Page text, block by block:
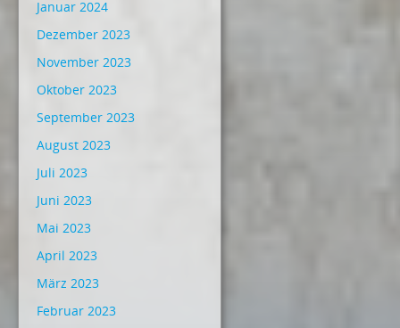
Januar 2024
Dezember 2023
November 2023
Oktober 2023
September 2023
August 2023
Juli 2023
Juni 2023
Mai 2023
April 2023
März 2023
Februar 2023